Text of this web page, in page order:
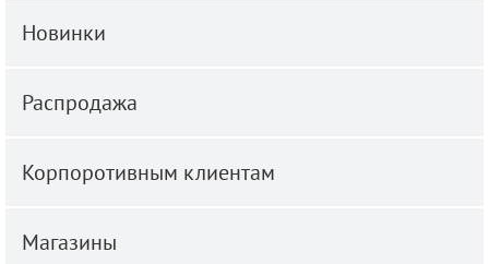
Новинки
Распродажа
Корпоротивным клиентам
Магазины